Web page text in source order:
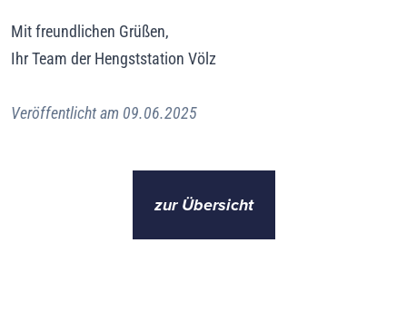
Mit freundlichen Grüßen,
Ihr Team der Hengststation Völz
Veröffentlicht am 09.06.2025
zur Übersicht